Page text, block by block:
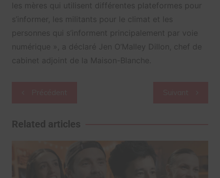
les mères qui utilisent différentes plateformes pour
s’informer, les militants pour le climat et les
personnes qui s’informent principalement par voie
numérique », a déclaré Jen O’Malley Dillon, chef de
cabinet adjoint de la Maison-Blanche.
l’article
Related articles